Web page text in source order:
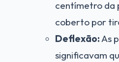
centímetro da
coberto por
Deflexão:As
significavam